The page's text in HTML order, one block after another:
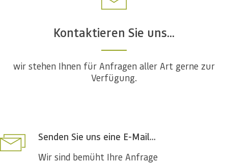
Kontaktieren Sie uns...
wir stehen Ihnen für Anfragen aller Art gerne zur
Verfügung.
Senden Sie uns eine E-Mail...
Wir sind bemüht Ihre Anfrage